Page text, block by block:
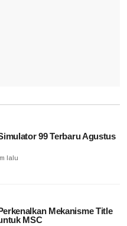
99 Terbaru Agustus
lalu
Mekanisme Title
MSC